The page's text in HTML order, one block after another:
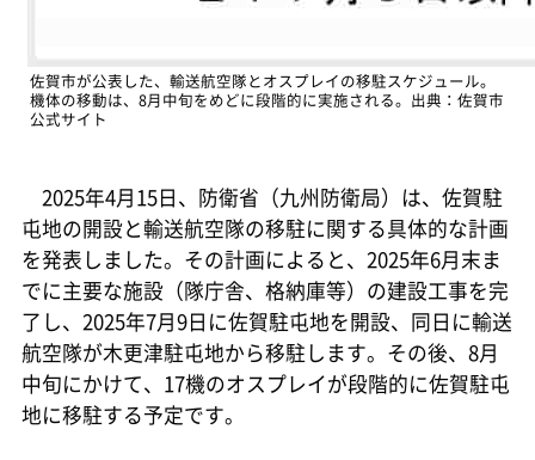
佐賀市が公表した、輸送航空隊とオスプレイの移駐スケジュール。
機体の移動は、8月中旬をめどに段階的に実施される。出典：佐賀市
公式サイト
2025年4月15日、防衛省（九州防衛局）は、佐賀駐
屯地の開設と輸送航空隊の移駐に関する具体的な計画
を発表しました。その計画によると、2025年6月末ま
でに主要な施設（隊庁舎、格納庫等）の建設工事を完
了し、2025年7月9日に佐賀駐屯地を開設、同日に輸送
航空隊が木更津駐屯地から移駐します。その後、8月
中旬にかけて、17機のオスプレイが段階的に佐賀駐屯
地に移駐する予定です。